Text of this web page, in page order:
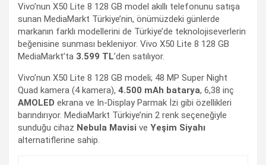
Vivo’nun X50 Lite 8 128 GB model akıllı telefonunu satışa
sunan MediaMarkt Türkiye’nin, önümüzdeki günlerde
markanın farklı modellerini de Türkiye’de teknolojiseverlerin
beğenisine sunması bekleniyor. Vivo X50 Lite 8 128 GB
MediaMarkt’ta 3.599 TL’den satılıyor.
Vivo’nun X50 Lite 8 128 GB modeli; 48 MP Super Night
Quad kamera (4 kamera), 4.500 mAh batarya, 6,38 inç
AMOLED ekrana ve In-Display Parmak İzi gibi özellikleri
barındırıyor. MediaMarkt Türkiye’nin 2 renk seçeneğiyle
sunduğu cihaz Nebula Mavisi ve Yeşim Siyahı
alternatiflerine sahip.